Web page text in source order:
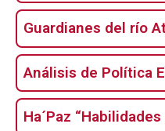
Guardianes del río
Análisis de Política
Ha´Paz